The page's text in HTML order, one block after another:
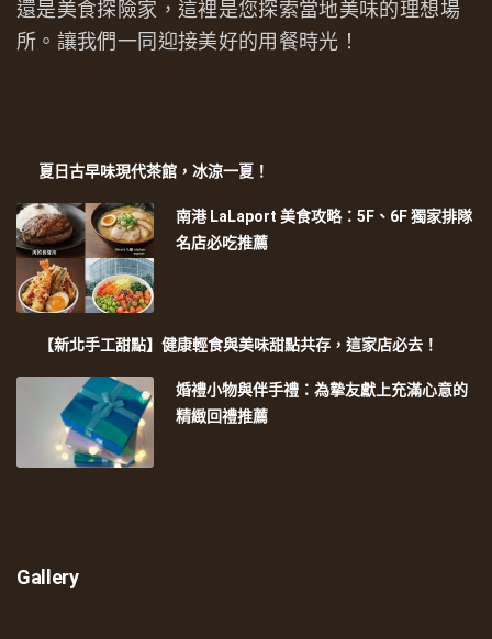
還是美食探險家，這裡是您探索當地美味的理想場
所。讓我們一同迎接美好的用餐時光！
夏日古早味現代茶館，冰涼一夏！
南港 LaLaport 美食攻略：5F、6F 獨家排隊
名店必吃推薦
【新北手工甜點】健康輕食與美味甜點共存，這家店必去！
婚禮小物與伴手禮：為摯友獻上充滿心意的
精緻回禮推薦
Gallery